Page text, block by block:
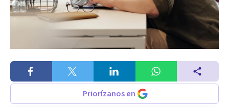
Priorízanos en